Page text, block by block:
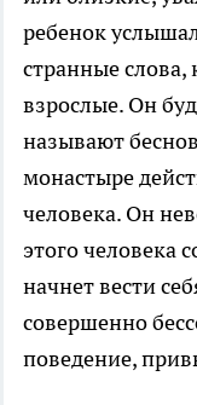
ребенок
странные
взрослые. Он
называют
монастыре
человека. Он
этого человека
начнет вести
совершенно
поведение,